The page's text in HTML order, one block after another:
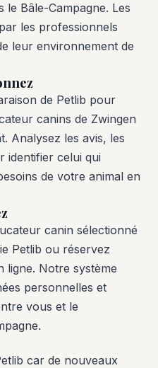
Bâle-Campagne. Les
les professionnels
leur environnement de
de Petlib pour
canins de Zwingen
Analysez les avis, les
identifier celui qui
de votre animal en
canin sélectionné
Petlib ou réservez
ligne. Notre système
personnelles et
vous et le
car de nouveaux